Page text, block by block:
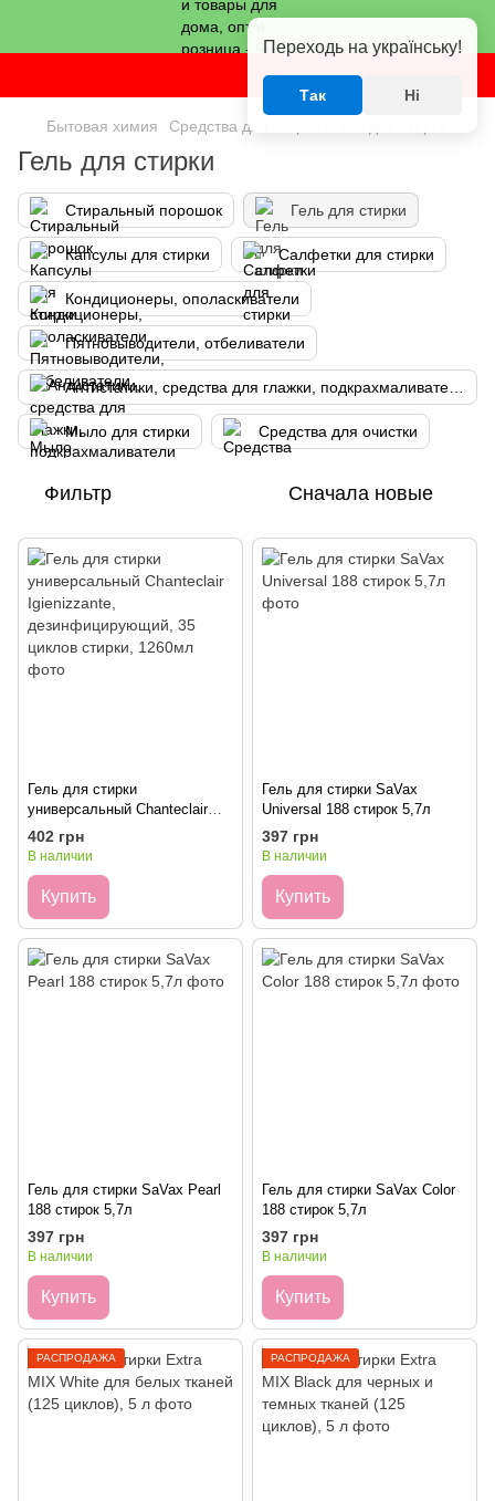
Бытовая химия Средства для стирки
Гель для стирки
Стиральный порошок Гель для стирки
Капсулы для стирки Салфетки для стирки
Кондиционеры, ополаскиватели
Пятновыводители, отбеливатели
Мыло для стирки Средства для очистки
Фильтр Сначала новые
Гель для стирки
универсальный Chanteclair
Igienizzante,
дезинфицирующий, 35 циклов
402 грн
В наличии
Купить
Гель для стирки SaVax
Universal 188 стирок 5,7л
397 грн
В наличии
Купить
Гель для стирки SaVax Pearl
188 стирок 5,7л
397 грн
В наличии
Купить
Гель для стирки SaVax Color
188 стирок 5,7л
397 грн
В наличии
Купить
РАСПРОДАЖА РАСПРОДАЖА
Переходь на українську!
Так Ні